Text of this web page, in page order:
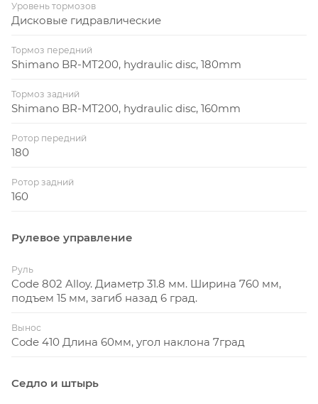
Уровень тормозов
Дисковые гидравлические
Тормоз передний
Shimano BR-MT200, hydraulic disc, 180mm
Тормоз задний
Shimano BR-MT200, hydraulic disc, 160mm
Ротор передний
180
Ротор задний
160
Рулевое управление
Руль
Code 802 Alloy. Диаметр 31.8 мм. Ширина 760 мм,
подъем 15 мм, загиб назад 6 град.
Вынос
Code 410 Длина 60мм, угол наклона 7град
Седло и штырь